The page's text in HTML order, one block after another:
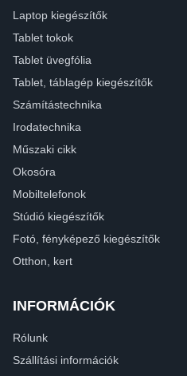
Laptop kiegészítők
Tablet tokok
Tablet üvegfólia
Tablet, táblagép kiegészítők
Számítástechnika
Irodatechnika
Műszaki cikk
Okosóra
Mobiltelefonok
Stúdió kiegészítők
Fotó, fényképező kiegészítők
Otthon, kert
INFORMÁCIÓK
Rólunk
Szállítási információk